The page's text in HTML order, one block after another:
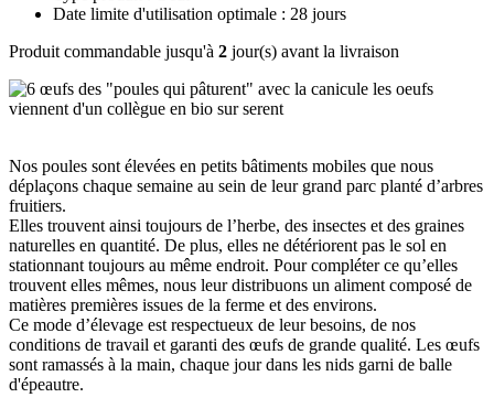
Date limite d'utilisation optimale : 28 jours
Produit commandable jusqu'à 2 jour(s) avant la livraison
Nos poules sont élevées en petits bâtiments mobiles que nous
déplaçons chaque semaine au sein de leur grand parc planté d’arbres
fruitiers.
Elles trouvent ainsi toujours de l’herbe, des insectes et des graines
naturelles en quantité. De plus, elles ne détériorent pas le sol en
stationnant toujours au même endroit. Pour compléter ce qu’elles
trouvent elles mêmes, nous leur distribuons un aliment composé de
matières premières issues de la ferme et des environs.
Ce mode d’élevage est respectueux de leur besoins, de nos
conditions de travail et garanti des œufs de grande qualité. Les œufs
sont ramassés à la main, chaque jour dans les nids garni de balle
d'épeautre.